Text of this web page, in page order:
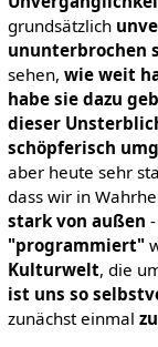
grundsätzlich
ununterbrochen
sehen, wie weit
habe sie dazu
dieser
schöpferisch
aber heute sehr
dass wir in
stark von außen
"programmiert"
Kulturwelt, die
ist uns so
zunächst einmal